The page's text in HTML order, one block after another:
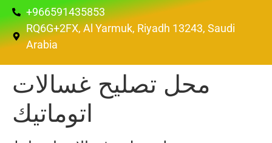
+966591435853
RQ6G+2FX, Al Yarmuk, Riyadh 13243, Saudi
Arabia
محل تصليح غسالات
اتوماتيك